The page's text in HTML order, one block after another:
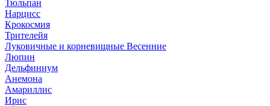
Тюльпан
Нарцисс
Крокосмия
Трителейя
Луковичные и корневищные Весенние
Люпин
Дельфиниум
Анемона
Амариллис
Ирис